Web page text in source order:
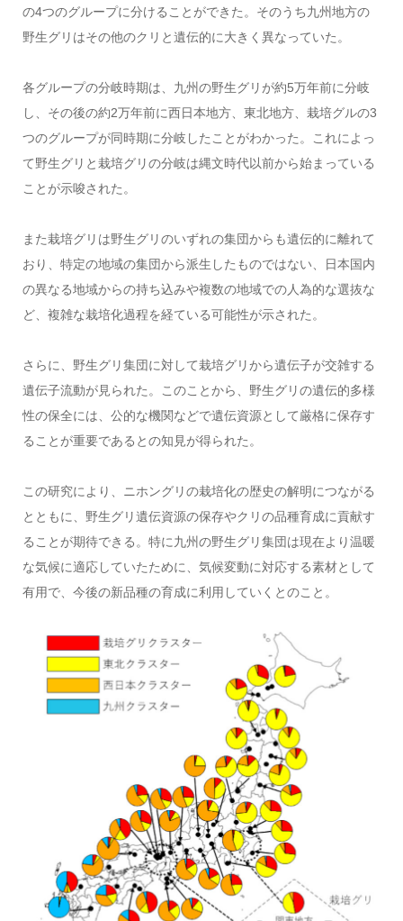
の4つのグループに分けることができた。そのうち九州地方の
野生グリはその他のクリと遺伝的に大きく異なっていた。
各グループの分岐時期は、九州の野生グリが約5万年前に分岐
し、その後の約2万年前に西日本地方、東北地方、栽培グルの3
つのグループが同時期に分岐したことがわかった。これによっ
て野生グリと栽培グリの分岐は縄文時代以前から始まっている
ことが示唆された。
また栽培グリは野生グリのいずれの集団からも遺伝的に離れて
おり、特定の地域の集団から派生したものではない、日本国内
の異なる地域からの持ち込みや複数の地域での人為的な選抜な
ど、複雑な栽培化過程を経ている可能性が示された。
さらに、野生グリ集団に対して栽培グリから遺伝子が交雑する
遺伝子流動が見られた。このことから、野生グリの遺伝的多様
性の保全には、公的な機関などで遺伝資源として厳格に保存す
ることが重要であるとの知見が得られた。
この研究により、ニホングリの栽培化の歴史の解明につながる
とともに、野生グリ遺伝資源の保存やクリの品種育成に貢献す
ることが期待できる。特に九州の野生グリ集団は現在より温暖
な気候に適応していたために、気候変動に対応する素材として
有用で、今後の新品種の育成に利用していくとのこと。